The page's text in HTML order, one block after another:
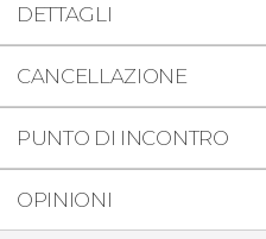
DETTAGLI
CANCELLAZIONE
PUNTO DI INCONTRO
OPINIONI